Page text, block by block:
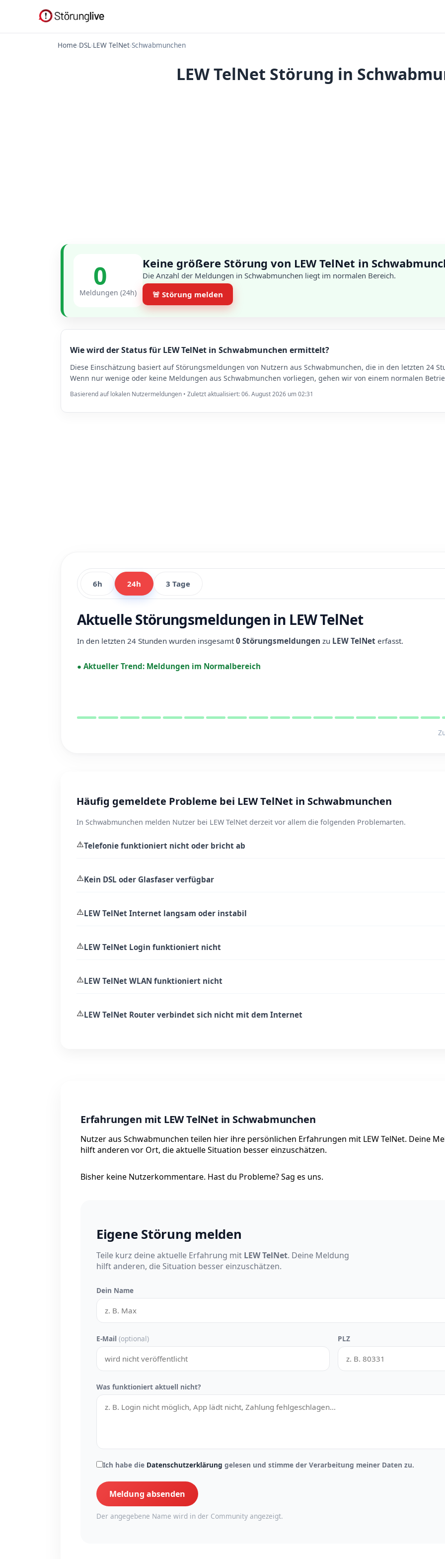
Home›DSL›LEW TelNet›Schwabmunchen
LEW TelNet Störung in
0
Meldungen (24h)
Keine größere Störung von LEW TelNet in
Die Anzahl der Meldungen in Schwabmunchen liegt im normalen Bereich.
🚨 Störung melden
Wie wird der Status für LEW TelNet in Schwabmunchen ermittelt?
Diese Einschätzung basiert auf Störungsmeldungen von Nutzern aus Schwabmunchen, die in den letzten 24
Wenn nur wenige oder keine Meldungen aus Schwabmunchen vorliegen, gehen wir von einem normalen
Basierend auf lokalen Nutzermeldungen • Zuletzt aktualisiert: 06. August 2026 um 02:31
6h 24h 3 Tage
Aktuelle Störungsmeldungen in LEW TelNet
In den letzten 24 Stunden wurden insgesamt0 Störungsmeldungen zu LEW TelNet erfasst.
● Aktueller Trend: Meldungen im Normalbereich
Häufig gemeldete Probleme bei LEW TelNet in Schwabmunchen
In Schwabmunchen melden Nutzer bei LEW TelNet derzeit vor allem die folgenden Problemarten.
⚠️Telefonie funktioniert nicht oder bricht ab
⚠️Kein DSL oder Glasfaser verfügbar
⚠️LEW TelNet Internet langsam oder instabil
⚠️LEW TelNet Login funktioniert nicht
⚠️LEW TelNet WLAN funktioniert nicht
⚠️LEW TelNet Router verbindet sich nicht mit dem Internet
Erfahrungen mit LEW TelNet in Schwabmunchen
Nutzer aus Schwabmunchen teilen hier ihre persönlichen Erfahrungen mit LEW TelNet. Deine
hilft anderen vor Ort, die aktuelle Situation besser einzuschätzen.
Bisher keine Nutzerkommentare. Hast du Probleme? Sag es uns.
Eigene Störung melden
Teile kurz deine aktuelle Erfahrung mit LEW TelNet. Deine Meldung
hilft anderen, die Situation besser einzuschätzen.
Dein Name
E-Mail (optional) PLZ
Was funktioniert aktuell nicht?
Ich habe die Datenschutzerklärung gelesen und stimme der Verarbeitung meiner Daten zu.
Meldung absenden
Der angegebene Name wird in der Community angezeigt.